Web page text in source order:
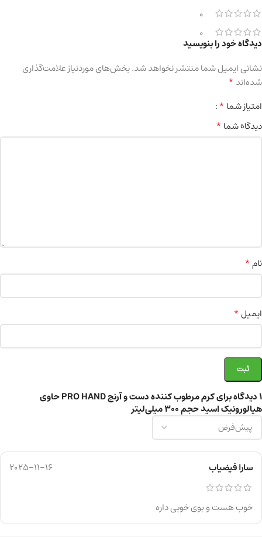
0
0
1 دیدگاه برای کرم مرطوب کننده دست و آرنج PRO HAND حاوی
هیالورونیک اسید حجم ۳۰۰ میلی‌لیتر
سارا فیضیاب 2025-11-16
خوب هست و بوی خوبی داره
دیدگاه خود را بنویسید
نشانی ایمیل شما منتشر نخواهد شد.بخش‌های موردنیاز علامت‌گذاری
شده‌اند*
امتیاز شما*
دیدگاه شما*
نام*
ایمیل*